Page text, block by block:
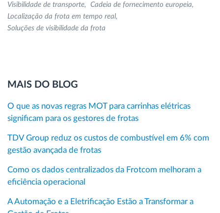
Visibilidade de transporte
Cadeia de fornecimento europeia
Localização da frota em tempo real
Soluções de visibilidade da frota
MAIS DO BLOG
O que as novas regras MOT para carrinhas elétricas
significam para os gestores de frotas
TDV Group reduz os custos de combustível em 6% com
gestão avançada de frotas
Como os dados centralizados da Frotcom melhoram a
eficiência operacional
A Automação e a Eletrificação Estão a Transformar a